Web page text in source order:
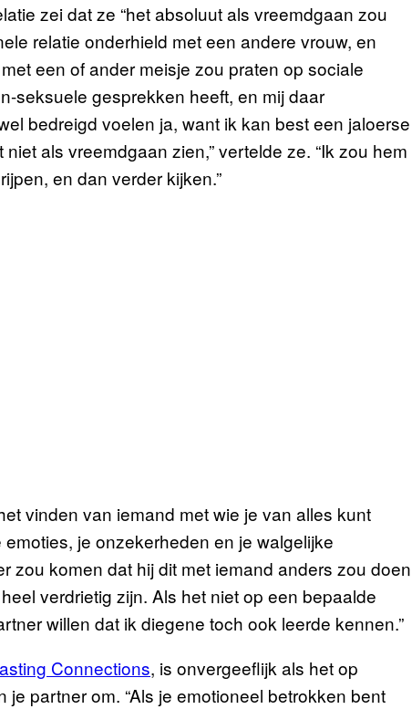
zei dat ze “het absoluut als vreemdgaan zou
relatie onderhield met een andere vrouw, en
een of ander meisje zou praten op sociale
seksuele gesprekken heeft, en mij daar
bedreigd voelen ja, want ik kan best een jaloerse
als vreemdgaan zien,” vertelde ze. “Ik zou hem
en dan verder kijken.”
vinden van iemand met wie je van alles kunt
je onzekerheden en je walgelijke
zou komen dat hij dit met iemand anders zou doen
verdrietig zijn. Als het niet op een bepaalde
willen dat ik diegene toch ook leerde kennen.”
Connections, is onvergeeflijk als het op
partner om. “Als je emotioneel betrokken bent